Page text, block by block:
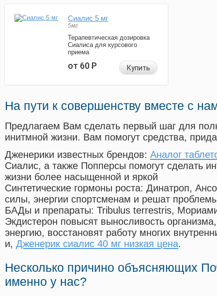
Сиалис 5 мг
5мг
Терапевтическая дозировка
Сиалиса для курсового
приема
от 60Р Купить
На пути к совершенству вместе с
Предлагаем Вам сделать первый шаг для
инитмной жизни. Вам помогут средства,
Дженерики известных брендов: Аналог
Сиалис, а также Попперсы помогут сделать
жизни более насыщенной и яркой
Синтетические гормоны роста: Динатроп,
силы, энергии спортсменам и решат
БАДы и препараты: Tribulus terrestris,
Экдистерон повысят выносливость
энергию, восстановят работу многих
и, Дженерик сиалис 40 мг низкая цена.
Несколько причино объясняющих
именно у нас?